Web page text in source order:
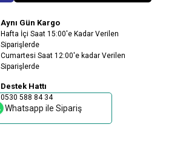
Aynı Gün Kargo
Hafta İçi Saat 15:00'e Kadar Verilen
Siparişlerde
Cumartesi Saat 12:00'e kadar Verilen
Siparişlerde
Destek Hattı
0530 588 84 34
Whatsapp ile Sipariş